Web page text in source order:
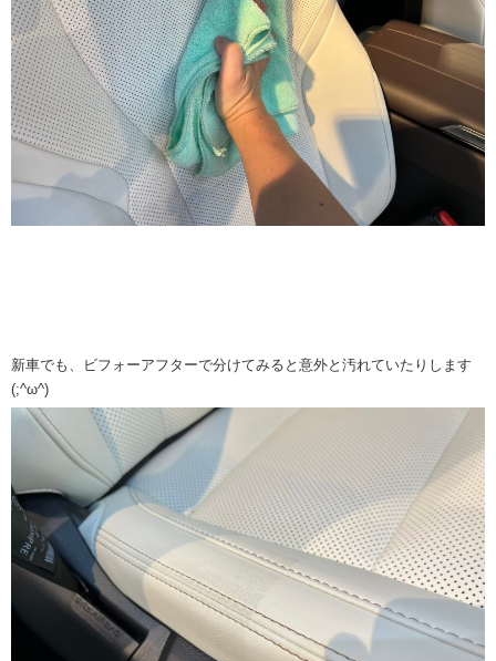
新車でも、ビフォーアフターで分けてみると意外と汚れていたりします
(;^ω^)